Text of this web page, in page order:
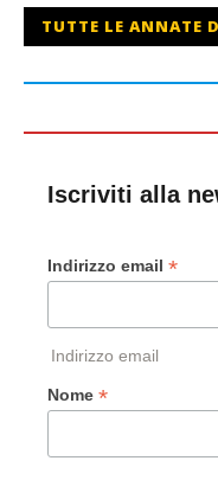
TUTTE LE ANNATE
Iscriviti alla
Indirizzo email *
Indirizzo email
Nome *